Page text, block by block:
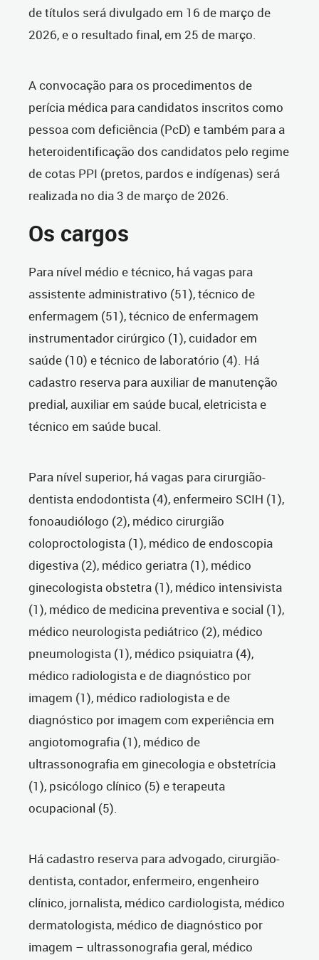
de títulos será divulgado em 16 de março de
2026, e o resultado final, em 25 de março.
A convocação para os procedimentos de
perícia médica para candidatos inscritos como
pessoa com deficiência (PcD) e também para a
heteroidentificação dos candidatos pelo regime
de cotas PPI (pretos, pardos e indígenas) será
realizada no dia 3 de março de 2026.
Os cargos
Para nível médio e técnico, há vagas para
assistente administrativo (51), técnico de
enfermagem (51), técnico de enfermagem
instrumentador cirúrgico (1), cuidador em
saúde (10) e técnico de laboratório (4). Há
cadastro reserva para auxiliar de manutenção
predial, auxiliar em saúde bucal, eletricista e
técnico em saúde bucal.
Para nível superior, há vagas para cirurgião-
dentista endodontista (4), enfermeiro SCIH (1),
fonoaudiólogo (2), médico cirurgião
coloproctologista (1), médico de endoscopia
digestiva (2), médico geriatra (1), médico
ginecologista obstetra (1), médico intensivista
(1), médico de medicina preventiva e social (1),
médico neurologista pediátrico (2), médico
pneumologista (1), médico psiquiatra (4),
médico radiologista e de diagnóstico por
imagem (1), médico radiologista e de
diagnóstico por imagem com experiência em
angiotomografia (1), médico de
ultrassonografia em ginecologia e obstetrícia
(1), psicólogo clínico (5) e terapeuta
ocupacional (5).
Há cadastro reserva para advogado, cirurgião-
dentista, contador, enfermeiro, engenheiro
clínico, jornalista, médico cardiologista, médico
dermatologista, médico de diagnóstico por
imagem – ultrassonografia geral, médico